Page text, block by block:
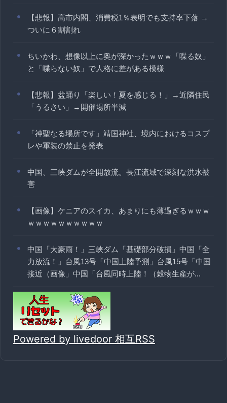
【悲報】高市内閣、消費税1％表明でも支持率下落 →
ついに６割割れ
ちいかわ、想像以上に奥が深かったｗｗｗ「喋る奴」
と「喋らない奴」で人格に差がある模様
【悲報】盆踊り「楽しい！夏を感じる！」→近隣住民
「うるさい」→開催場所半減
「神聖なる場所です」靖国神社、境内におけるコスプ
レや軍装の禁止を発表
中国、三峡ダムが全開放流。長江流域で深刻な洪水被
害
【画像】ケニアのスイカ、あまりにも薄過ぎるｗｗｗ
ｗｗｗｗｗｗｗｗｗｗ
中国「大豪雨！」三峡ダム「基礎部分破損」中国「全
力放流！」台風13号「中国上陸予測」台風15号「中国
接近（画像」中国「台風同時上陸！（穀物生産が...
Powered by livedoor 相互RSS